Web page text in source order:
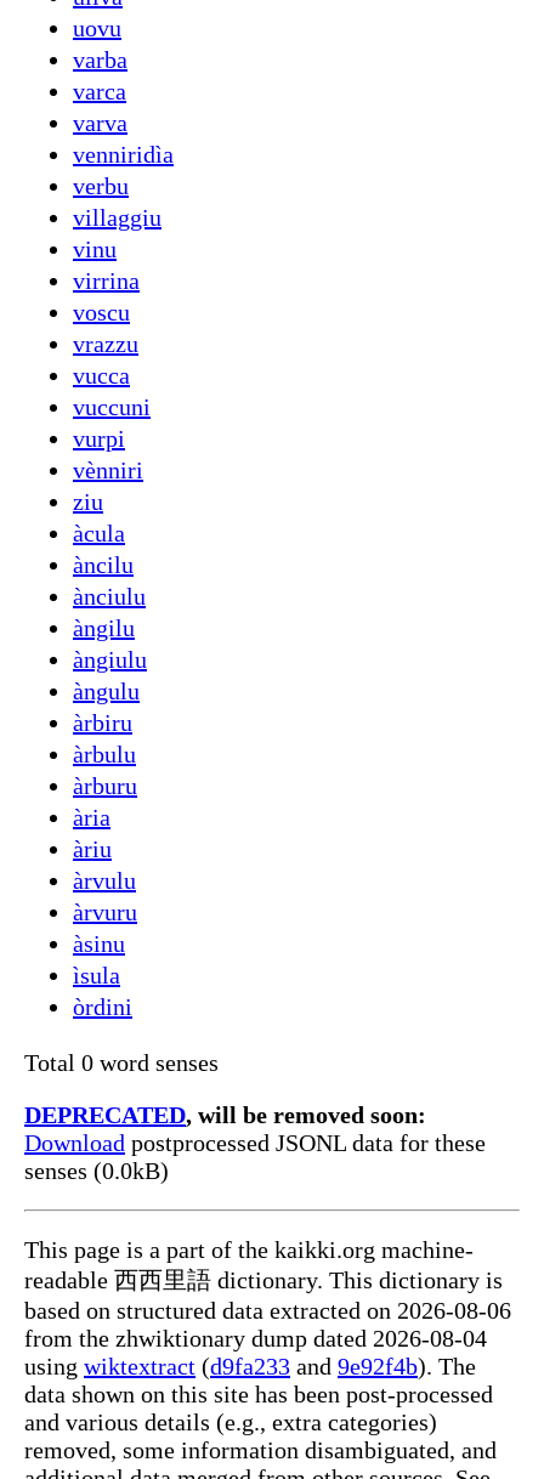
uovu
varba
varca
varva
venniridìa
verbu
villaggiu
vinu
virrina
voscu
vrazzu
vucca
vuccuni
vurpi
vènniri
ziu
àcula
àncilu
ànciulu
àngilu
àngiulu
àngulu
àrbiru
àrbulu
àrburu
ària
àriu
àrvulu
àrvuru
àsinu
ìsula
òrdini
Total 0 word senses
DEPRECATED, will be removed soon:
Download postprocessed JSONL data for these
senses (0.0kB)
This page is a part of the kaikki.org machine-
readable 西西里語 dictionary. This dictionary is
based on structured data extracted on 2026-08-06
from the zhwiktionary dump dated 2026-08-04
using wiktextract (d9fa233 and 9e92f4b). The
data shown on this site has been post-processed
and various details (e.g., extra categories)
removed, some information disambiguated, and